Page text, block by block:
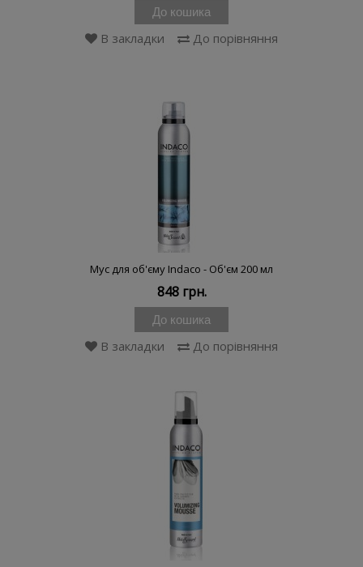
До кошика
В закладки До порівняння
Мус для об'єму Indaco - Об'єм 200 мл
848 грн.
До кошика
В закладки До порівняння